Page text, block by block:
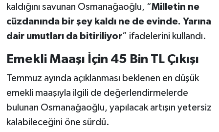
kaldığını savunan Osmanağaoğlu, “Milletin ne
cüzdanında bir şey kaldı ne de evinde. Yarına
dair umutları da bitiriliyor” ifadelerini kullandı.
Emekli Maaşı İçin 45 Bin TL Çıkışı
Temmuz ayında açıklanması beklenen en düşük
emekli maaşıyla ilgili de değerlendirmelerde
bulunan Osmanağaoğlu, yapılacak artışın yetersiz
kalabileceğini öne sürdü.